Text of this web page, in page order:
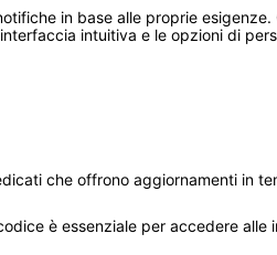
in base alle proprie
intuitiva e le opzioni di
che offrono aggiornamenti in
è essenziale per accedere alle